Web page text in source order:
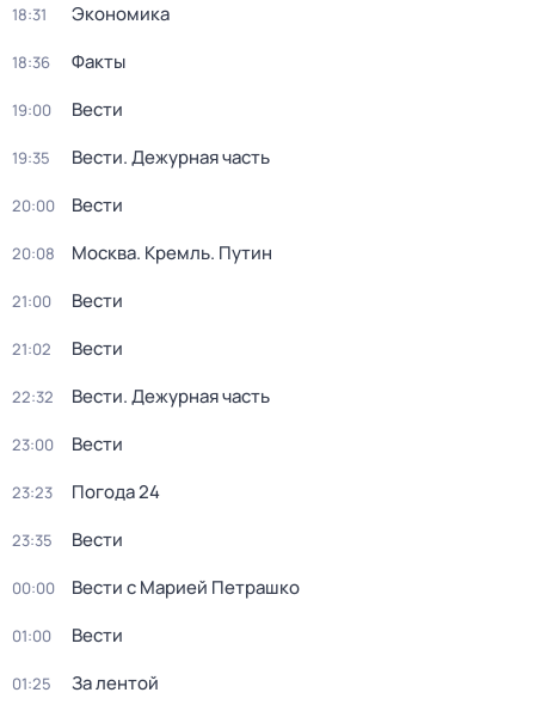
18:31 Экономика
18:36 Факты
19:00 Вести
19:35 Вести. Дежурная часть
20:00 Вести
20:08 Москва. Кремль. Путин
21:00 Вести
21:02 Вести
22:32 Вести. Дежурная часть
23:00 Вести
23:23 Погода 24
23:35 Вести
00:00 Вести с Марией Петрашко
01:00 Вести
01:25 За лентой